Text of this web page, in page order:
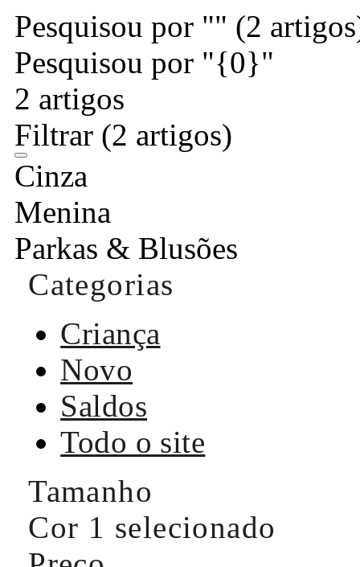
Pesquisou por "" (2
Pesquisou por "{0}"
2 artigos
Filtrar (2 artigos)
Cinza
Menina
Parkas & Blusões
Categorias
Criança
Novo
Saldos
Todo o site
Tamanho
Cor 1 selecionado